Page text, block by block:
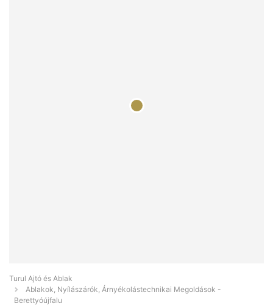
Turul Ajtó és Ablak
Ablakok, Nyílászárók, Árnyékolástechnikai Megoldások -
Berettyóújfalu